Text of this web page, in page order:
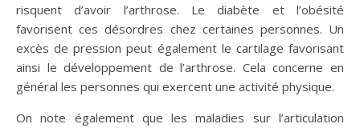
risquent d’avoir l’arthrose. Le diabète et l’obésité
favorisent ces désordres chez certaines personnes. Un
excès de pression peut également le cartilage favorisant
ainsi le développement de l’arthrose. Cela concerne en
général les personnes qui exercent une activité physique.
On note également que les maladies sur l’articulation